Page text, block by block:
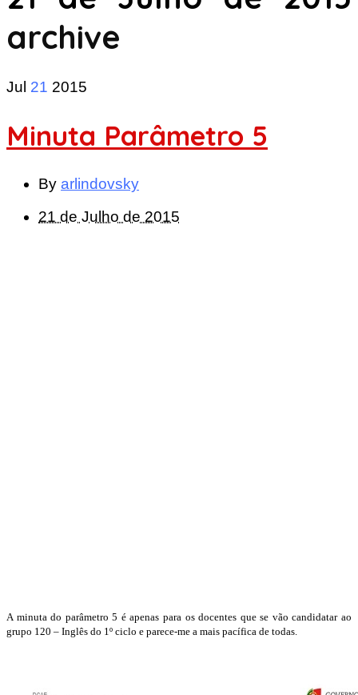
archive
Jul 21 2015
Minuta Parâmetro 5
By arlindovsky
21 de Julho de 2015
A minuta do parâmetro 5 é apenas para os docentes que se vão candidatar ao
grupo 120 – Inglês do 1º ciclo e parece-me a mais pacífica de todas.